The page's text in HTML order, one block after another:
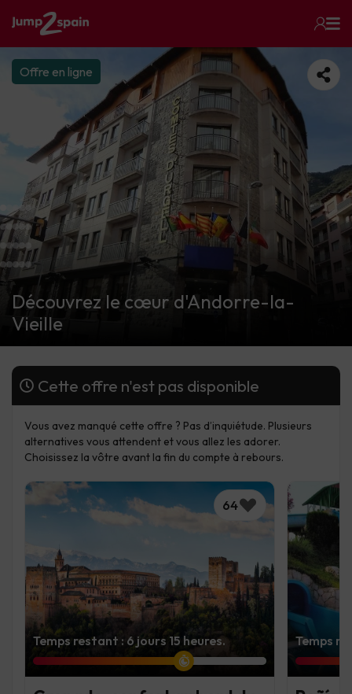
Offre en ligne
Découvrez le cœur d'Andorre-la-
Vieille
Cette offre n'est pas disponible
Vous avez manqué cette offre ? Pas d’inquiétude. Plusieurs
alternatives vous attendent et vous allez les adorer.
Choisissez la vôtre avant la fin du compte à rebours.
64
Temps restant : 6 jours 15 heures. Temps